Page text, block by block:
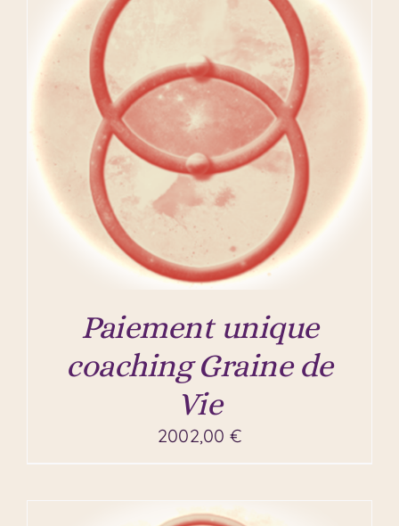
Paiement unique
coaching Graine de
Vie
2002,00€